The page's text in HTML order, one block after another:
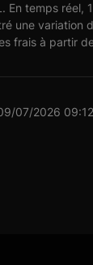
temps réel,
une variation
frais à partir
07/2026